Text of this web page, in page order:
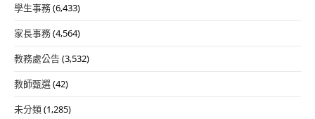
學生事務(6,433)
家長事務(4,564)
教務處公告(3,532)
教師甄選(42)
未分類(1,285)